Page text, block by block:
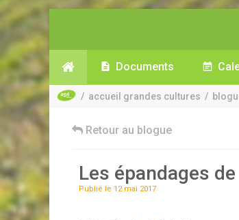
Documents
/ accueil grandes cultures /
Retour au blogue
Les épandages
Publié le 12 mai 2017